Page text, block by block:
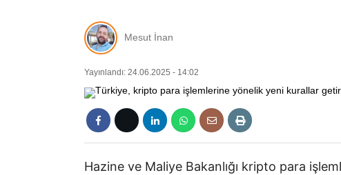
Mesut İnan
Yayınlandı: 24.06.2025 - 14:02
Hazine ve Maliye Bakanlığı kripto para